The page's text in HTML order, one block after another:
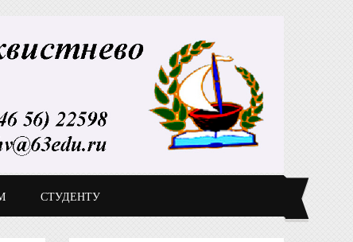
СТУДЕНТУ